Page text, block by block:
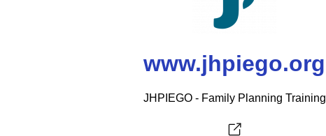
www.jhpiego.org
JHPIEGO - Family Planning Training